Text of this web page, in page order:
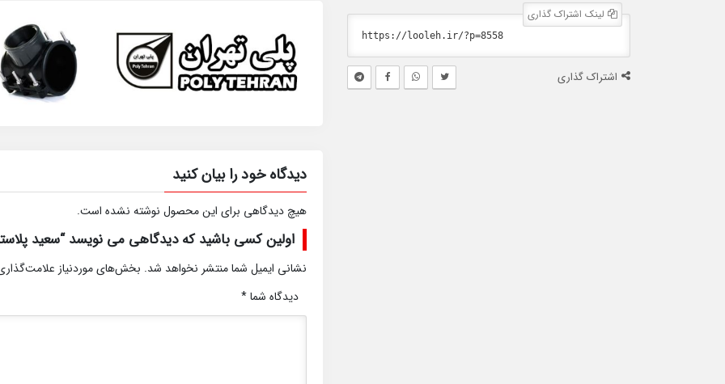
لینک اشتراک گذاری
اشتراک گذاری
دیدگاه خود را بیان کنید
هیچ دیدگاهی برای این محصول نوشته نشده است.
اولین کسی باشید که دیدگاهی می نویسد “سعید
نشانی ایمیل شما منتشر نخواهد شد. بخش‌های موردنیاز
دیدگاه شما*